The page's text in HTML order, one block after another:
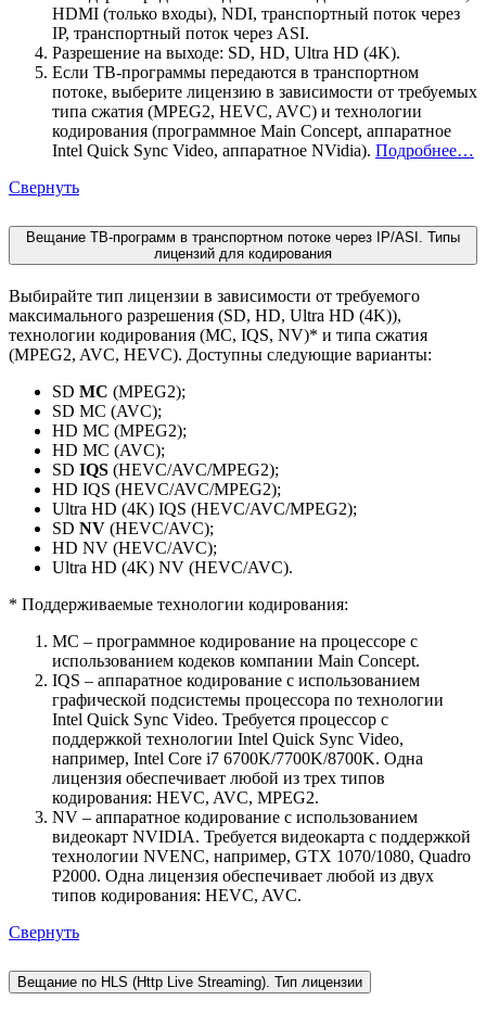
HDMI (только входы), NDI, транспортный поток через
IP, транспортный поток через ASI.
Разрешение на выходе: SD, HD, Ultra HD (4K).
Если ТВ-программы передаются в транспортном
потоке, выберите лицензию в зависимости от требуемых
типа сжатия (MPEG2, HEVC, AVC) и технологии
кодирования (программное Main Concept, аппаратное
Intel Quick Sync Video, аппаратное NVidia). Подробнее…
Свернуть
Вещание ТВ-программ в транспортном потоке через IP/ASI. Типы
лицензий для кодирования
Выбирайте тип лицензии в зависимости от требуемого
максимального разрешения (SD, HD, Ultra HD (4K)),
технологии кодирования (MC, IQS, NV)* и типа сжатия
(MPEG2, AVC, HEVC). Доступны следующие варианты:
SD MC (MPEG2);
SD MC (AVC);
HD MC (MPEG2);
HD MC (AVC);
SD IQS (HEVC/AVC/MPEG2);
HD IQS (HEVC/AVC/MPEG2);
Ultra HD (4K) IQS (HEVC/AVC/MPEG2);
SD NV (HEVC/AVC);
HD NV (HEVC/AVC);
Ultra HD (4K) NV (HEVC/AVC).
* Поддерживаемые технологии кодирования:
MC – программное кодирование на процессоре с
использованием кодеков компании Main Concept.
IQS – аппаратное кодирование с использованием
графической подсистемы процессора по технологии
Intel Quick Sync Video. Требуется процессор с
поддержкой технологии Intel Quick Sync Video,
например, Intel Core i7 6700K/7700K/8700K. Одна
лицензия обеспечивает любой из трех типов
кодирования: HEVC, AVC, MPEG2.
NV – аппаратное кодирование с использованием
видеокарт NVIDIA. Требуется видеокарта с поддержкой
технологии NVENC, например, GTX 1070/1080, Quadro
P2000. Одна лицензия обеспечивает любой из двух
типов кодирования: HEVC, AVC.
Свернуть
Вещание по HLS (Http Live Streaming). Тип лицензии